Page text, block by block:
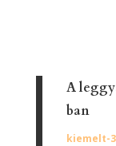
A
ban
kiemelt-3